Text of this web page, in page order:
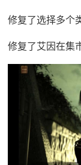
修复了选择多个
修复了艾因在集